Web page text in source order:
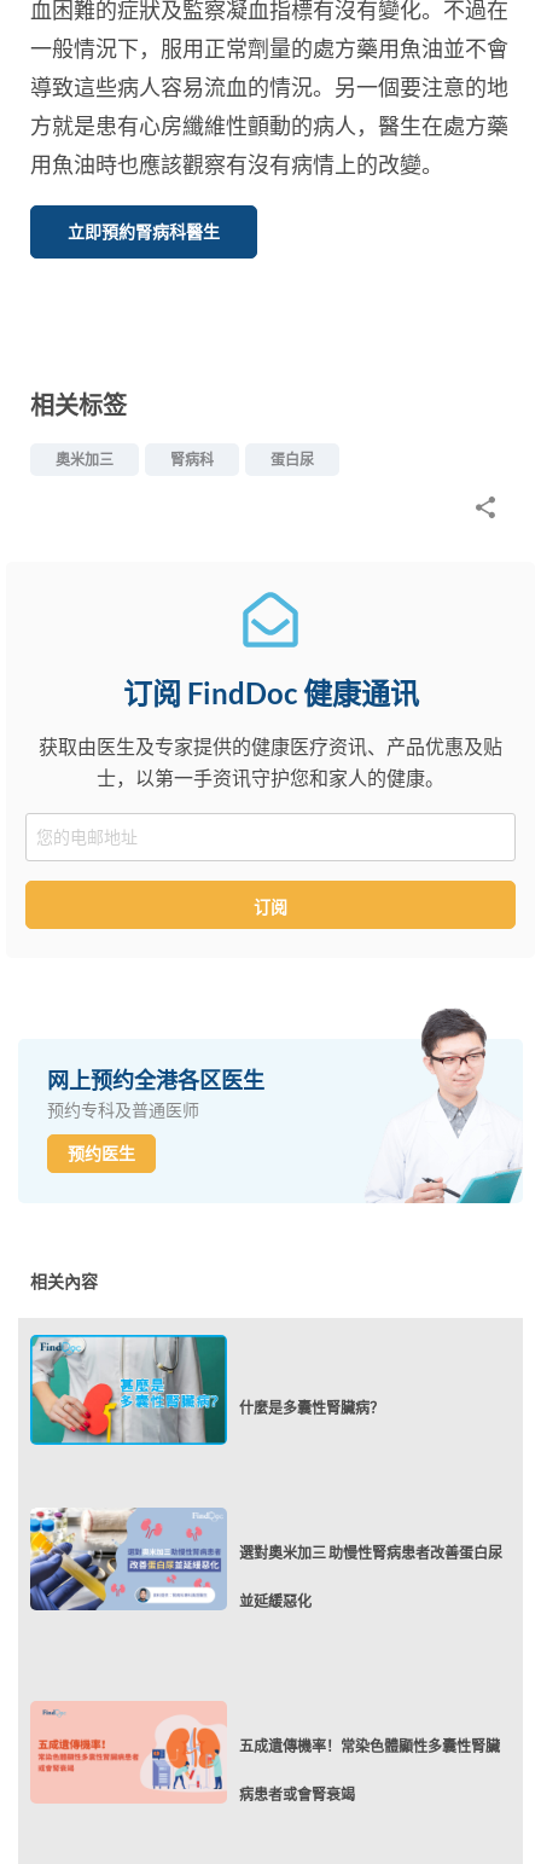
血困難的症狀及監察凝血指標有沒有變化。不過在
一般情況下，服用正常劑量的處方藥用魚油並不會
導致這些病人容易流血的情況。另一個要注意的地
方就是患有心房纖維性顫動的病人，醫生在處方藥
用魚油時也應該觀察有沒有病情上的改變。
立即預約腎病科醫生
相关标签
奧米加三 腎病科 蛋白尿
订阅 FindDoc 健康通讯
获取由医生及专家提供的健康医疗资讯、产品优惠及贴
士，以第一手资讯守护您和家人的健康。
Email
订阅
网上预约全港各区医生
预约专科及普通医师
预约医生
相关內容
什麼是多囊性腎臟病？
選對奧米加三 助慢性腎病患者改善蛋白尿
並延緩惡化
五成遺傳機率！常染色體顯性多囊性腎臟
病患者或會腎衰竭